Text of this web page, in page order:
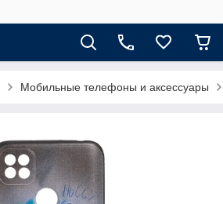
Мобильные телефоны и аксессуары